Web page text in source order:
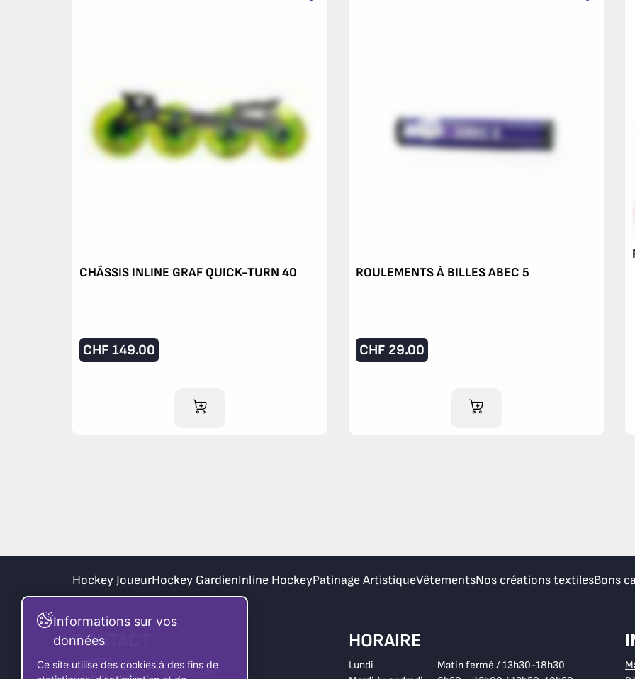
CHÂSSIS INLINE GRAF QUICK-TURN 40
CHF 149.00
AJOUTER AU PANIER
ROULEMENTS À BILLES ABEC 5
CHF 29.00
AJOUTER AU PANIER
Hockey JoueurHockey GardienInline HockeyPatinage ArtistiqueVêtementsNos créations textilesBons
CONTACT
TIB Sport Sàrl
HORAIRE
Lundi
Matin fermé / 13h30-18h30
Informations sur vos
données
Ce site utilise des cookies à des fins de